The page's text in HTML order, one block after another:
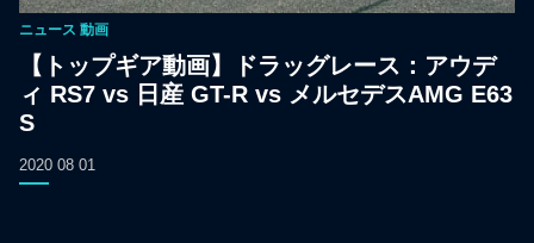
ニュース 動画
【トップギア動画】ドラッグレース：アウデ
ィ RS7 vs 日産 GT-R vs メルセデスAMG E63
S
2020 08 01